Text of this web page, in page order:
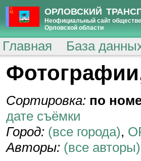
ОРЛОВСКИЙ
Неофициальный сайт
Орловской области
Главная База
Сортировка: по
дате съёмки
Город: (все города),
Авторы: (все авторы)